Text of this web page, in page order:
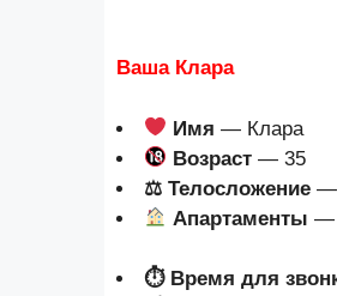
Ваша Клара
Имя — Клара
Возраст — 35
⚖ Телосложение —
Апартаменты —
⏱ Время для